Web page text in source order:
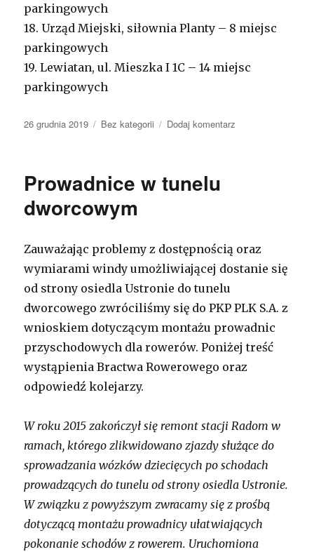
parkingowych
18. Urząd Miejski, siłownia Planty – 8 miejsc
parkingowych
19. Lewiatan, ul. Mieszka I 1C – 14 miejsc
parkingowych
Opublikowano
26 grudnia 2019 Kategorie
Bez kategorii Dodaj komentarz
lecie,
Lewiatan
Prowadnice w tunelu
dworcowym
Zauważając problemy z dostępnością oraz
wymiarami windy umożliwiającej dostanie się
od strony osiedla Ustronie do tunelu
dworcowego zwróciliśmy się do PKP PLK S.A. z
wnioskiem dotyczącym montażu prowadnic
przyschodowych dla rowerów. Poniżej treść
wystąpienia Bractwa Rowerowego oraz
odpowiedź kolejarzy.
W roku 2015 zakończył się remont stacji Radom w
ramach, którego zlikwidowano zjazdy służące do
sprowadzania wózków dziecięcych po schodach
prowadzących do tunelu od strony osiedla Ustronie.
W związku z powyższym zwracamy się z prośbą
dotyczącą montażu prowadnicy ułatwiających
pokonanie schodów z rowerem. Uruchomiona